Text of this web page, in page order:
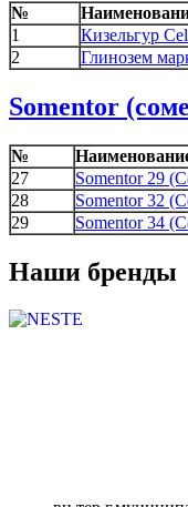
№
1
Кизельгур
2
Глинозем
Somentor
№
27
Somentor 29
28
Somentor 32
29
Somentor 34
Наши бренды